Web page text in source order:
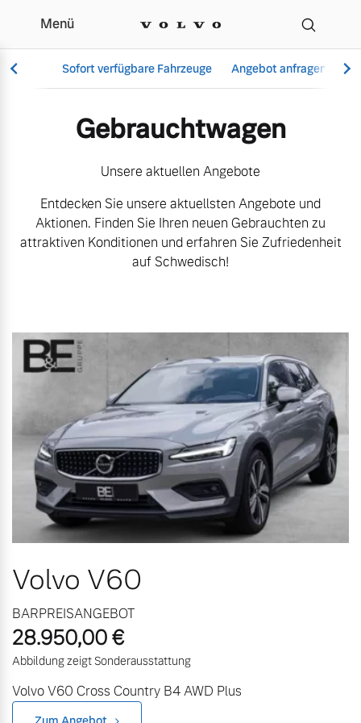
Aktuelle
Menü
Sofort verfügbare Fahrzeuge Angebot anfragen
Vollelektrisch
Mild-Hybrid
4 Modelle
Geschäftskunden
Editionsmodelle
Konnektivität
Geschäftskunden
Volvo Gebrauchtwagenbörse
Gebrauchtwagen
Volvo kauft Ihr Auto
Aktuelle Zubehörangebote
Zubehörkatalog
Aktuelle Serviceangebote
Service by Volvo
Unser Team
Kontakt und Anfahrt
Karriere
Unsere News & Events
Gebrauchtwagen
Unsere aktuellen Angebote
Entdecken Sie unsere aktuellsten Angebote und
Aktionen. Finden Sie Ihren neuen Gebrauchten zu
attraktiven Konditionen und erfahren Sie Zufriedenheit
auf Schwedisch!
Volvo V60
BARPREISANGEBOT
28.950,00 €
Abbildung zeigt Sonderausstattung
Volvo V60 Cross Country B4 AWD Plus